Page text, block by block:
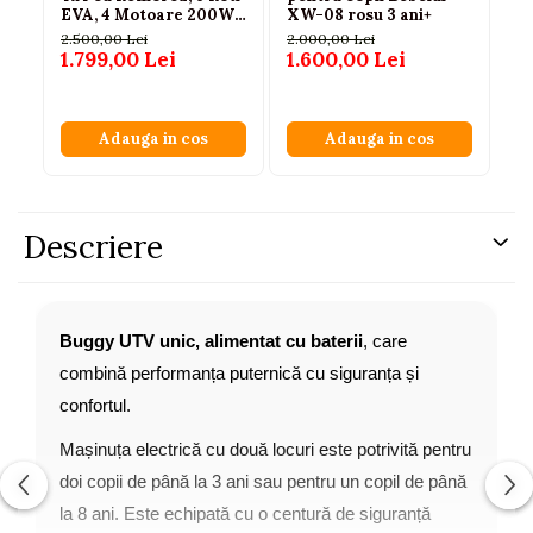
EVA, 4 Motoare 200W,
Telecomanda 2.4G,
Bluetooth, Albastru,
JC606, 3 ani+
2.500,00 Lei
1.799,00 Lei
Adauga in cos
XW-08 rosu 3 ani+
2.000,00 Lei
1.600,00 Lei
Adauga in cos
Descriere
Buggy UTV unic, alimentat cu baterii, care
combină performanța puternică cu siguranța și
confortul.
Mașinuța electrică cu două locuri este potrivită pentru
doi copii de până la 3 ani sau pentru un copil de până
la 8 ani. Este echipată cu o centură de siguranță